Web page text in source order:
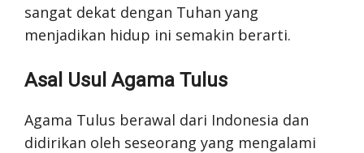
sangat dekat dengan Tuhan yang
menjadikan hidup ini semakin berarti.
Asal Usul Agama Tulus
Agama Tulus berawal dari Indonesia dan
didirikan oleh seseorang yang mengalami